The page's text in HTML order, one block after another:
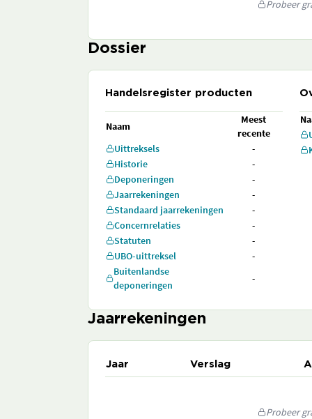
Probeer
Dossier
Handelsregister producten
Naam
Meest
recente
Uittreksels
-
Historie
-
Deponeringen
-
Jaarrekeningen
-
Standaard jaarrekeningen
-
Concernrelaties
-
Statuten
-
UBO-uittreksel
-
Buitenlandse
deponeringen
-
Jaarrekeningen
Jaar Verslag
Probeer